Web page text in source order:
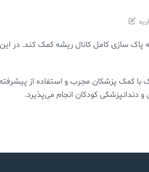
سازی کامل کانال ریشه کمک کند. در این
کمک پزشکان مجرب و استفاده از
دندانپزشکی کودکان انجام می‌پذیرد.